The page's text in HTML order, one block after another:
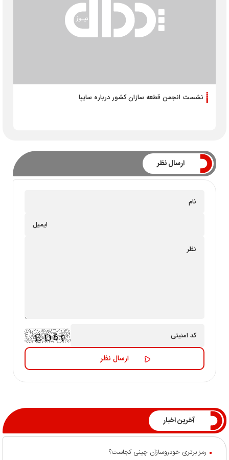
نشست انجمن قطعه سازان کشور درباره سایپا
ارسال نظر
آخرین اخبار
رمز برتری خودروسازان چینی کجاست؟